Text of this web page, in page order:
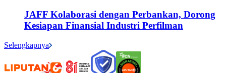
JAFF Kolaborasi dengan Perbankan, Dorong
Kesiapan Finansial Industri Perfilman
Selengkapnya